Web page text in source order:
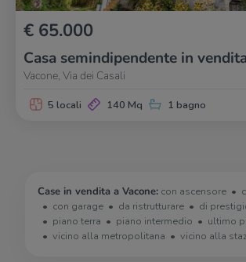
€ 65.000
Casa semindipendente in vendita
Vacone, Via dei Casali
5 locali 140 Mq 1 bagno
Case in vendita a Vacone: con ascensore
con garage
da ristrutturare
di
piano terra
piano intermedio
ultimo
vicino alla metropolitana
vicino alla